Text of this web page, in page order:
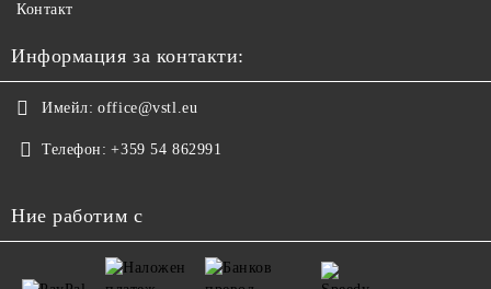
Контакт
Информация за контакти:
Имейл: office@vstl.eu
Телефон: +359 54 862991
Ние работим с